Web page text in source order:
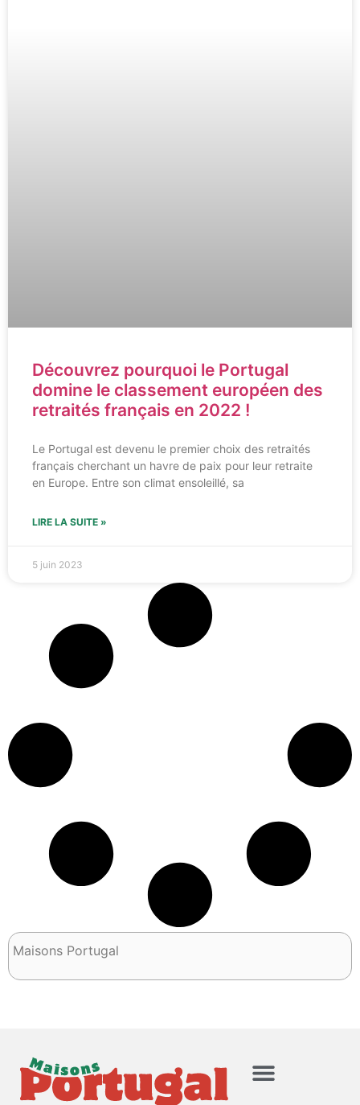
Découvrez pourquoi le Portugal
domine le classement européen des
retraités français en 2022 !
Le Portugal est devenu le premier choix des retraités
français cherchant un havre de paix pour leur retraite
en Europe. Entre son climat ensoleillé, sa
LIRE LA SUITE »
5 juin 2023
Maisons Portugal